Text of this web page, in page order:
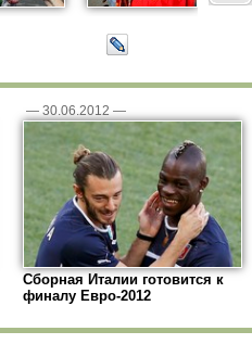
— 30.06.2012 —
Сборная Италии готовится к
финалу Евро-2012